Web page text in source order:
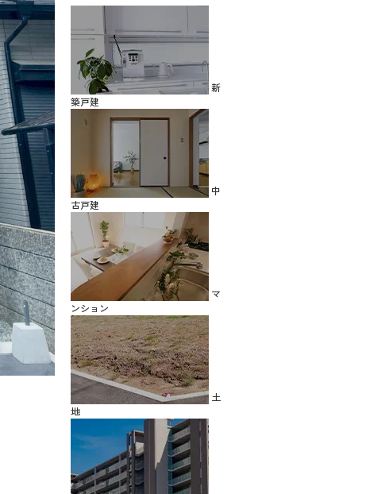
新
築戸建
中
古戸建
マ
ンション
土
地